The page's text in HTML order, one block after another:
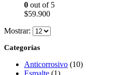
0 out of 5
$59.900
Mostrar:
Categorías
Anticorrosivo (10)